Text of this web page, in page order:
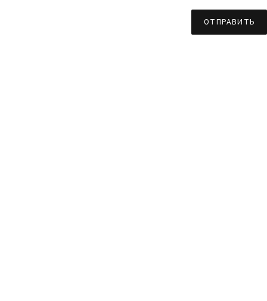
ОТПРАВИТЬ